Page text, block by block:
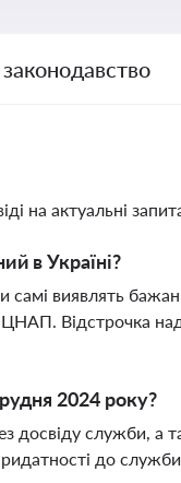
на актуальні
в Україні?
самі виявлять
ЦНАП. Відстрочка
2024 року?
досвіду служби, а
до